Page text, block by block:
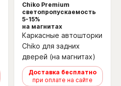
Chiko Premium
светопропускаемость
5-15%
на магнитах
Каркасные автошторки
Chiko для задних
дверей (на магнитах)
Доставка бесплатно
при оплате на сайте